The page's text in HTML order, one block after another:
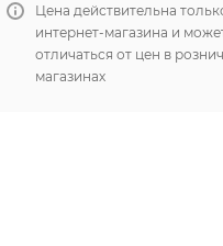
Цена действительна
интернет-магазина и
отличаться от цен в
магазинах